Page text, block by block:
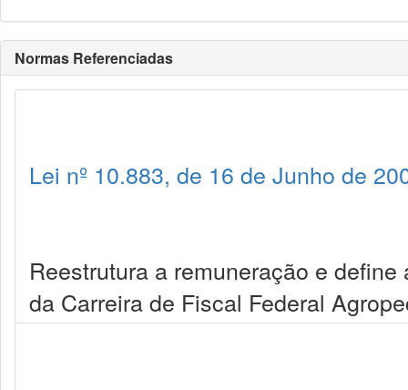
Normas Referenciadas
Lei nº 10.883, de 16 de Junho de
Reestrutura a remuneração e
da Carreira de Fiscal Federal